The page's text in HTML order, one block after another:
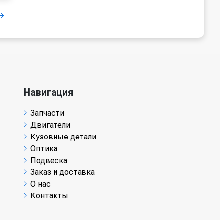
Навигация
Запчасти
Двигатели
Кузовные детали
Оптика
Подвеска
Заказ и доставка
О нас
Контакты